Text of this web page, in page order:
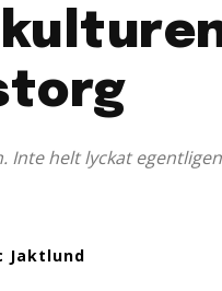
Inte helt lyckat
Jaktlund